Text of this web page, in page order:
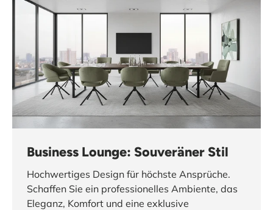
Business Lounge: Souveräner Stil
Hochwertiges Design für höchste Ansprüche.
Schaffen Sie ein professionelles Ambiente, das
Eleganz, Komfort und eine exklusive